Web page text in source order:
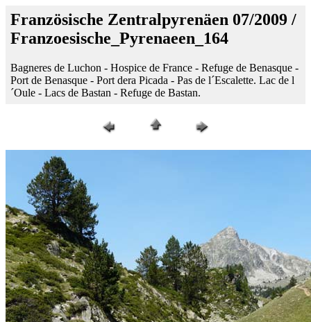
Französische Zentralpyrenäen 07/2009 /
Franzoesische_Pyrenaeen_164
Bagneres de Luchon - Hospice de France - Refuge de Benasque -
Port de Benasque - Port dera Picada - Pas de l´Escalette. Lac de l
´Oule - Lacs de Bastan - Refuge de Bastan.